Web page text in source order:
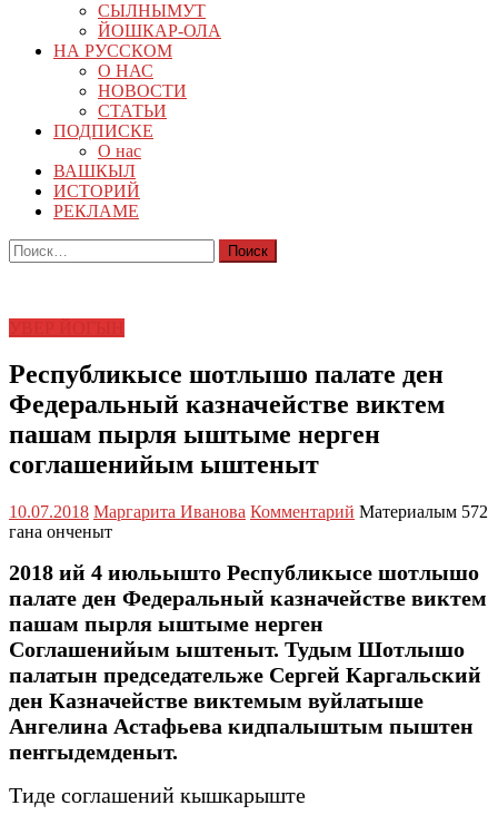
СЫЛНЫМУТ
ЙОШКАР-ОЛА
НА РУССКОМ
О НАС
НОВОСТИ
СТАТЬИ
ПОДПИСКЕ
О нас
ВАШКЫЛ
ИСТОРИЙ
РЕКЛАМЕ
Найти:
Республикысе шотлышо палате ден
Федеральный казначействе виктем
пашам пырля ыштыме нерген
соглашенийым ыштеныт
10.07.2018 Маргарита Иванова Комментарий Материалым 572
гана онченыт
2018 ий 4 июльышто Республикысе шотлышо
палате ден Федеральный казначействе виктем
пашам пырля ыштыме нерген
Соглашенийым ыштеныт. Тудым Шотлышо
палатын председательже Сергей Каргальский
ден Казначействе виктемым вуйлатыше
Ангелина Астафьева кидпалыштым пыштен
пеҥгыдемденыт.
Тиде соглашений кышкарыште